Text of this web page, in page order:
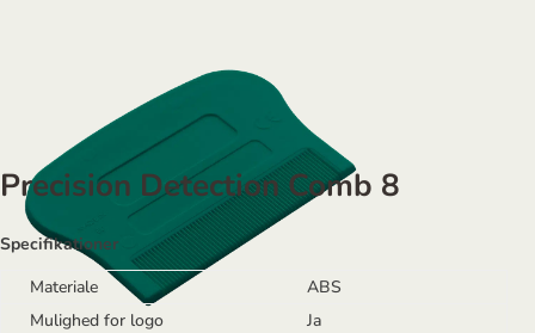
Precision Detection Comb 8
Specifikationer
Materiale
ABS
Mulighed for logo
Ja